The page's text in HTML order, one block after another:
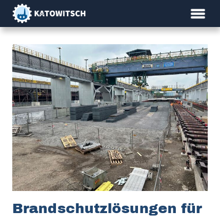
Brandschutz­lösungen für